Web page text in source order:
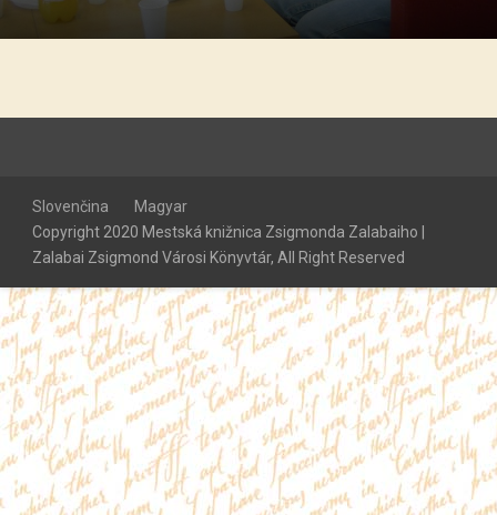
Slovenčina
Magyar
Copyright 2020 Mestská knižnica Zsigmonda Zalabaiho |
Zalabai Zsigmond Városi Könyvtár, All Right Reserved